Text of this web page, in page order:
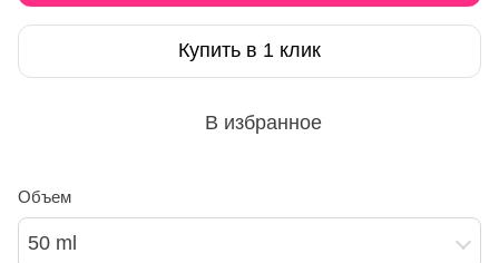
Купить в 1 клик
В избранное
Объем
50 ml